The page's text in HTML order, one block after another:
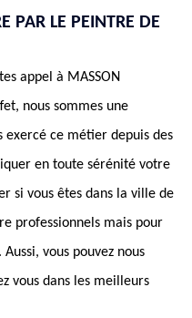
PAR LE PEINTRE DE
appel à MASSON
nous sommes une
exercé ce métier depuis des
en toute sérénité votre
si vous êtes dans la ville de
professionnels mais pour
vous pouvez nous
vous dans les meilleurs